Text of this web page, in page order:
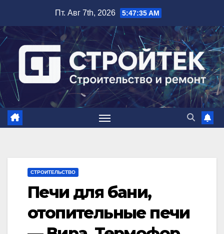
содержимому
Пт. Авг 7th, 2026 5:47:35 AM
СТРОИТЕЛЬСТВО
Печи для бани,
отопительные печи